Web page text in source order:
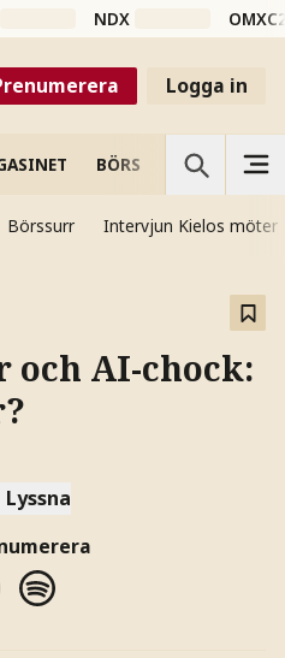
NDX
Logga in
BÖRS VETENSKAP
Börssurr Intervjun Kielos möter
AI-chock:
Lyssna